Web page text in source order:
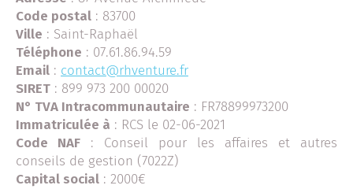
Code postal : 83700
Ville : Saint-Raphaël
Téléphone : 07.61.86.94.59
Email : contact@rhventure.fr
SIRET : 899 973 200 00020
N° TVA Intracommunautaire : FR78899973200
Immatriculée à : RCS le 02-06-2021
Code NAF : Conseil pour les affaires et autres
conseils de gestion (7022Z)
Capital social : 2000€